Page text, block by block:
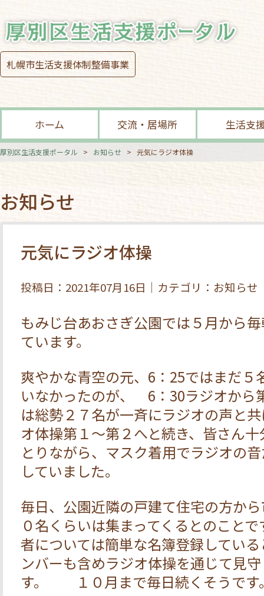
札幌市生活支援体制整備事業
ホーム 交流・居場所 生活支
厚別区生活支援ポータル > お知らせ > 元気にラジオ体操
お知らせ
元気にラジオ体操
投稿日：2021年07月16日｜カテゴリ：お知らせ
もみじ台あおさぎ公園では５月から
ています。
爽やかな青空の元、6：25ではまだ５
いなかったのが、 6：30ラジオから
は総勢２７名が一斉にラジオの声と
オ体操第１～第２へと続き、皆さん
とりながら、マスク着用でラジオの
していました。
毎日、公園近隣の戸建て住宅の方か
０名くらいは集まってくるとのこと
者については簡単な名簿登録してい
ンバーも含めラジオ体操を通じて見
す。 １０月まで毎日続くそうです